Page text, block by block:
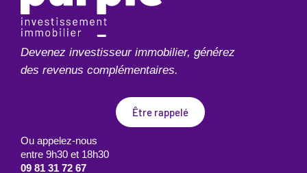
Devenez investisseur immobilier, générez
des revenus complémentaires.
Être rappelé
Ou appelez-nous
entre 9h30 et 18h30
09 81 31 72 67